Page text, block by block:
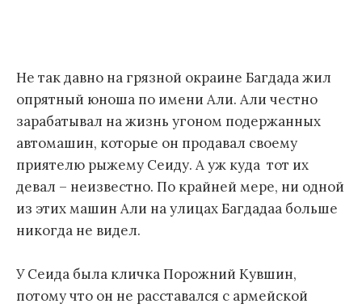
Не так давно на грязной окраине Багдада жил
опрятный юноша по имени Али. Али честно
зарабатывал на жизнь угоном подержанных
автомашин, которые он продавал своему
приятелю рыжему Сеиду. А уж куда тот их
девал – неизвестно. По крайней мере, ни одной
из этих машин Али на улицах Багдадаа больше
никогда не видел.
У Сеида была кличка Порожний Кувшин,
потому что он не расставался с армейской